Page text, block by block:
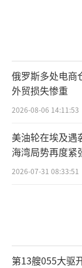
具备实际反
系支撑，不
当前，
杂转变。从
如果东
俄罗斯多处电商
外贸损失惨重
2026-08-06 14:11:53
美油轮在埃及遇
海湾局势再度紧
2026-07-31 08:33:51
第13艘055大驱